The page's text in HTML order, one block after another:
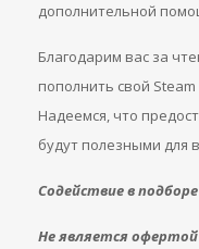
дополнительной
Благодарим вас за
пополнить свой
Надеемся, что
будут полезными для
Содействие в
Не является офертой